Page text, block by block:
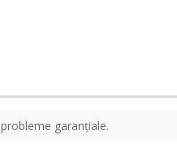
probleme garanțiale.